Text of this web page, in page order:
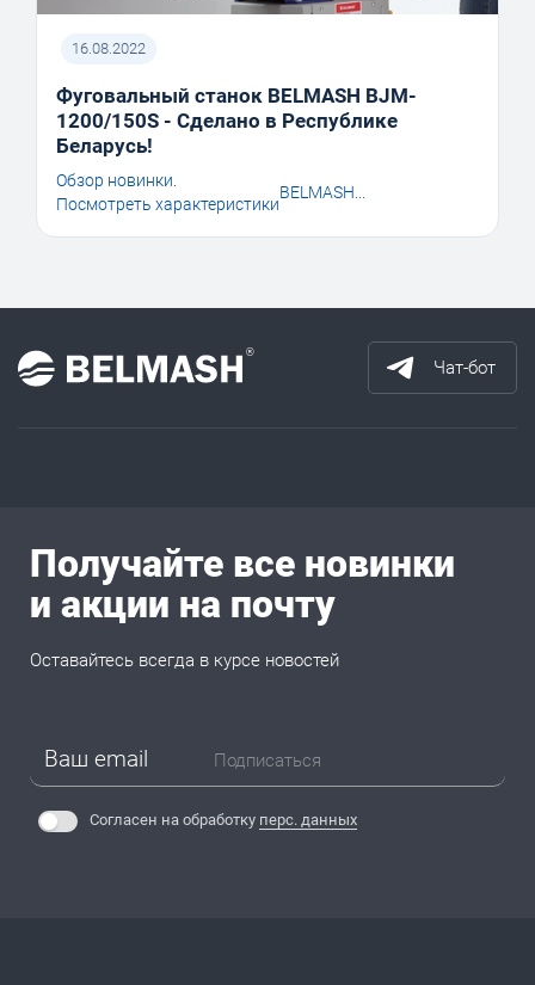
16.08.2022
Фуговальный станок BELMASH BJM-
1200/150S - Сделано в Республике
Беларусь!
Обзор новинки.
Посмотреть характеристики
BELMASH...
Чат-бот
Получайте все новинки
и акции на почту
Оставайтесь всегда в курсе новостей
Подписаться
Согласен на обработку перс. данных